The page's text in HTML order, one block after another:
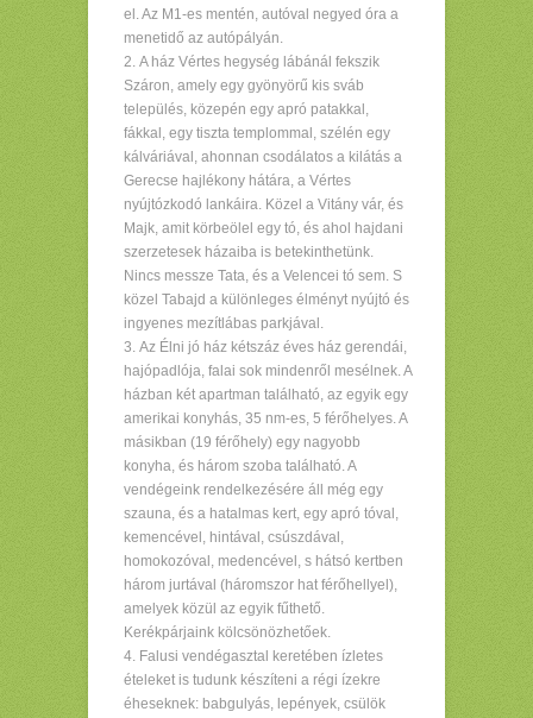
el. Az M1-es mentén, autóval negyed óra a
menetidő az autópályán.
A ház Vértes hegység lábánál fekszik
Száron, amely egy gyönyörű kis sváb
település, közepén egy apró patakkal,
fákkal, egy tiszta templommal, szélén egy
kálváriával, ahonnan csodálatos a kilátás a
Gerecse hajlékony hátára, a Vértes
nyújtózkodó lankáira. Közel a Vitány vár, és
Majk, amit körbeölel egy tó, és ahol hajdani
szerzetesek házaiba is betekinthetünk.
Nincs messze Tata, és a Velencei tó sem. S
közel Tabajd a különleges élményt nyújtó és
ingyenes mezítlábas parkjával.
Az Élni jó ház kétszáz éves ház gerendái,
hajópadlója, falai sok mindenről mesélnek. A
házban két apartman található, az egyik egy
amerikai konyhás, 35 nm-es, 5 férőhelyes. A
másikban (19 férőhely) egy nagyobb
konyha, és három szoba található. A
vendégeink rendelkezésére áll még egy
szauna, és a hatalmas kert, egy apró tóval,
kemencével, hintával, csúszdával,
homokozóval, medencével, s hátsó kertben
három jurtával (háromszor hat férőhellyel),
amelyek közül az egyik fűthető.
Kerékpárjaink kölcsönözhetőek.
Falusi vendégasztal keretében ízletes
ételeket is tudunk készíteni a régi ízekre
éheseknek: babgulyás, lepények, csülök